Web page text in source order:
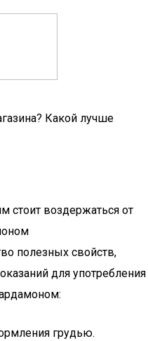
Какой лучше
воздержаться от
полезных свойств,
для употребления
грудью.